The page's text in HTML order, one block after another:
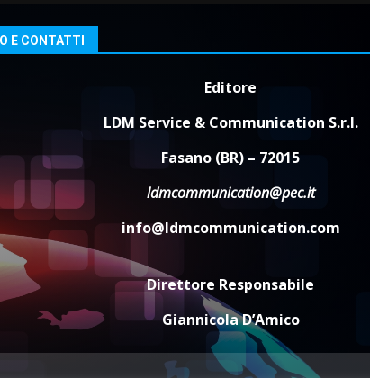
Fasanese
piano di
Fasano
6 Agosto
5
cittadina di
pronta a
E CONTATTI
Editore
LDM Service & Communication S.r.l.
Fasano (BR) – 72015
ldmcommunication@pec.it
info@ldmcommunication.com
Direttore Responsabile
Giannicola D’Amico